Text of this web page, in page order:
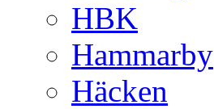
HBK
Hammarby
Häcken